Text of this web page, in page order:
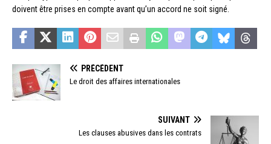
doivent être prises en compte avant qu’un accord ne soit signé.
PRÉCÉDENT
Le droit des affaires internationales
SUIVANT
Les clauses abusives dans les contrats